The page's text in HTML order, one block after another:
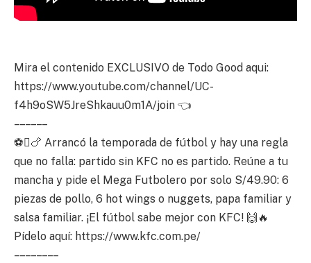
Mira el contenido EXCLUSIVO de Todo Good aqui:
https://www.youtube.com/channel/UC-
f4h9oSW5JreShkauu0m1A/join 👈
– – – – – –
⚽🍗 Arrancó la temporada de fútbol y hay una regla
que no falla: partido sin KFC no es partido. Reúne a tu
mancha y pide el Mega Futbolero por solo S/49.90: 6
piezas de pollo, 6 hot wings o nuggets, papa familiar y
salsa familiar. ¡El fútbol sabe mejor con KFC! 🙌🔥
Pídelo aquí: https://www.kfc.com.pe/
– – – – – – – –